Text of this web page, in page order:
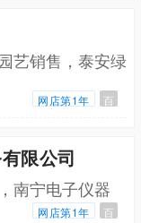
艺销售，泰安绿
网店第1年 百
限公司
南宁电子仪器
网店第1年 百